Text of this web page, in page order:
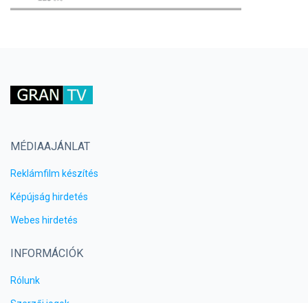
MÉDIAAJÁNLAT
Reklámfilm készítés
Képújság hirdetés
Webes hirdetés
INFORMÁCIÓK
Rólunk